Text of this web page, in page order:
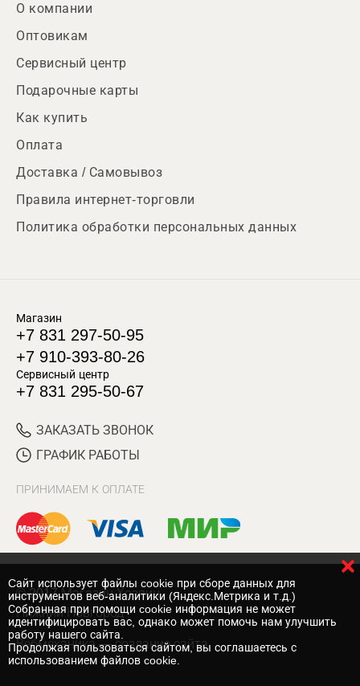
О компании
Оптовикам
Сервисный центр
Подарочные карты
Как купить
Оплата
Доставка / Самовывоз
Правила интернет-торговли
Политика обработки персональных данных
Магазин
+7 831 297-50-95
+7 910-393-80-26
Сервисный центр
+7 831 295-50-67
ЗАКАЗАТЬ ЗВОНОК
ГРАФИК РАБОТЫ
ПРИНИМАЕМ К ОПЛАТЕ
© 2017 Магазин Хозяин
Нижний Новгород
Вебмеханика — создание сайта
Cайт использует файлы cookie при сборе данных для
инструментов веб-аналитики (Яндекс.Метрика и т.д.)
Собранная при помощи cookie информация не может
идентифицировать вас, однако может помочь нам улучшить
работу нашего сайта.
Продолжая пользоваться сайтом, вы соглашаетесь с
использованием файлов cookie.